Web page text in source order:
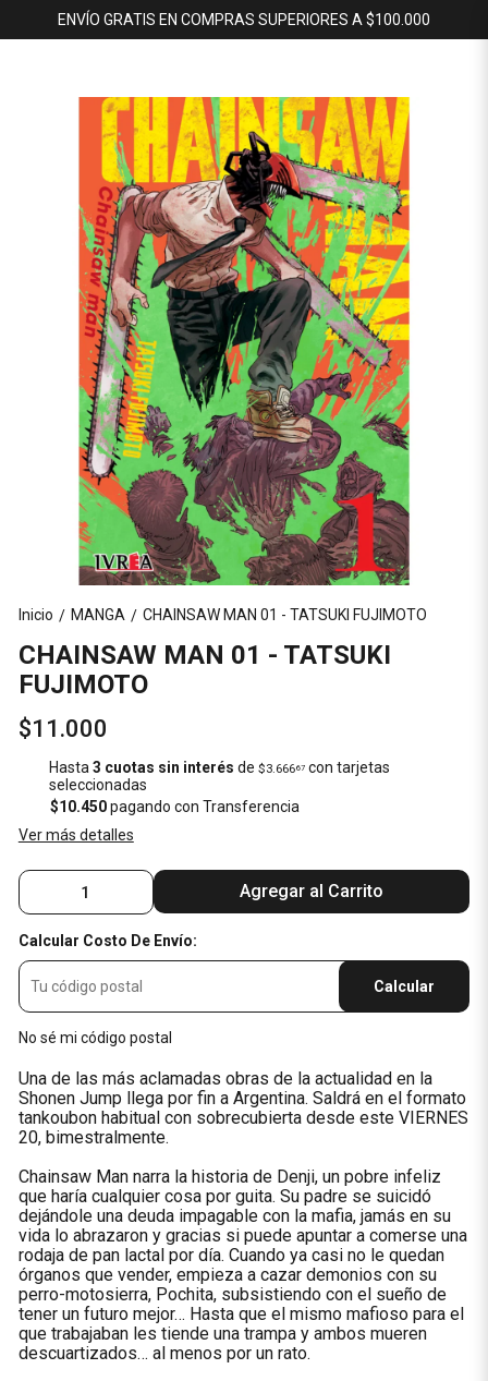
ENVÍO GRATIS EN COMPRAS SUPERIORES A $100.000
Inicio / MANGA / CHAINSAW MAN 01 - TATSUKI FUJIMOTO
CHAINSAW MAN 01 - TATSUKI
FUJIMOTO
$11.000
Hasta 3 cuotas sin interés de $3.66667con tarjetas
seleccionadas
$10.450pagando con Transferencia
Ver más detalles
Agregar al Carrito
Calcular Costo De Envío:
Calcular
No sé mi código postal
Una de las más aclamadas obras de la actualidad en la
Shonen Jump llega por fin a Argentina. Saldrá en el formato
tankoubon habitual con sobrecubierta desde este VIERNES
20, bimestralmente.
Chainsaw Man narra la historia de Denji, un pobre infeliz
que haría cualquier cosa por guita. Su padre se suicidó
dejándole una deuda impagable con la mafia, jamás en su
vida lo abrazaron y gracias si puede apuntar a comerse una
rodaja de pan lactal por día. Cuando ya casi no le quedan
órganos que vender, empieza a cazar demonios con su
perro-motosierra, Pochita, subsistiendo con el sueño de
tener un futuro mejor… Hasta que el mismo mafioso para el
que trabajaban les tiende una trampa y ambos mueren
descuartizados… al menos por un rato.